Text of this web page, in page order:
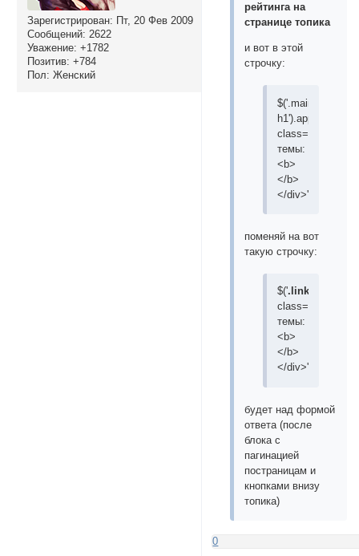
Зарегистрирован: Пт, 20 Фев 2009
Сообщений: 2622
Уважение: +1782
Позитив: +784
Пол: Женский
рейтинга на
странице топика
и вот в этой
строчку:
$('.main
h1').append('<div
темы:
<b>
</b>
</div>');
поменяй на вот
такую строчку:
$('.linksb
темы:
<b>
</b>
</div>');
будет над формой
ответа (после
блока с
пагинацией
постраницам и
кнопками внизу
топика)
0